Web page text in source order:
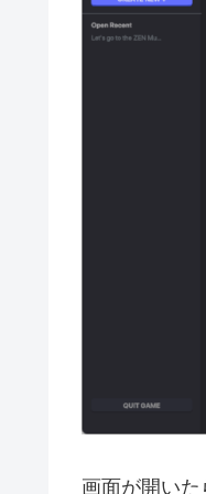
画面が開い